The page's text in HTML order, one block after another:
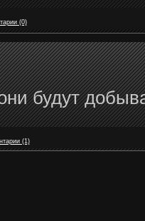
(0)
будут
(1)